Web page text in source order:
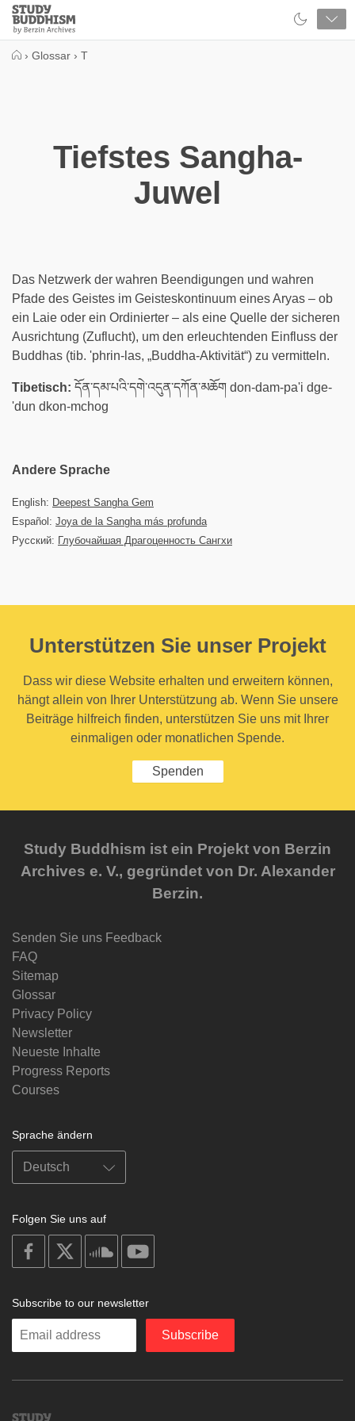
Close
Study
Buddhism
› Glossar › T
Tiefstes Sangha-
Juwel
Das Netzwerk der wahren Beendigungen und wahren
Pfade des Geistes im Geisteskontinuum eines Aryas – ob
ein Laie oder ein Ordinierter – als eine Quelle der sicheren
Ausrichtung (Zuflucht), um den erleuchtenden Einfluss der
Buddhas (tib. 'phrin-las, „Buddha-Aktivität“) zu vermitteln.
Tibetisch: དོན་དམ་པའི་དགེ་འདུན་དཀོན་མཆོག don-dam-pa'i dge-
'dun dkon-mchog
Andere Sprache
English: Deepest Sangha Gem
Español: Joya de la Sangha más profunda
Русский: Глубочайшая Драгоценность Сангхи
Unterstützen Sie unser Projekt
Dass wir diese Website erhalten und erweitern können,
hängt allein von Ihrer Unterstützung ab. Wenn Sie unsere
Beiträge hilfreich finden, unterstützen Sie uns mit Ihrer
einmaligen oder monatlichen Spende.
Spenden
Study Buddhism ist ein Projekt von Berzin
Archives e. V., gegründet von Dr. Alexander
Berzin.
Senden Sie uns Feedback
FAQ
Sitemap
Glossar
Privacy Policy
Newsletter
Neueste Inhalte
Progress Reports
Courses
Sprache ändern
Folgen Sie uns auf
on
facebook
soundcloud
Subscribe to our newsletter
Enter
Subscribe
Study